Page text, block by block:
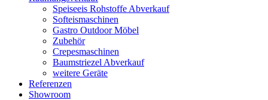
Speiseeis Rohstoffe Abverkauf
Softeismaschinen
Gastro Outdoor Möbel
Zubehör
Crepesmaschinen
Baumstriezel Abverkauf
weitere Geräte
Referenzen
Showroom